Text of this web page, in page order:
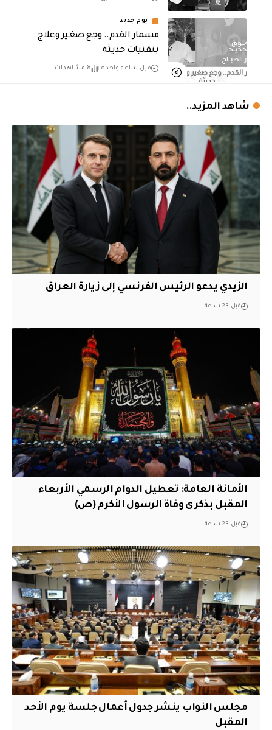
يوم جديد
مسمار القدم.. وجع صغير وعلاج
بتقنيات حديثة
قبل ساعة واحدة 8 مشاهدات
شاهد المزيد..
الزيدي يدعو الرئيس الفرنسي إلى زيارة العراق
قبل 23 ساعة
الأمانة العامة: تعطيل الدوام الرسمي الأربعاء
المقبل بذكرى وفاة الرسول الأكرم (ص)
قبل 23 ساعة
مجلس النواب ينشر جدول أعمال جلسة يوم الأحد
المقبل